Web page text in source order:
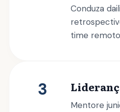
Conduza
time
3
Mentore